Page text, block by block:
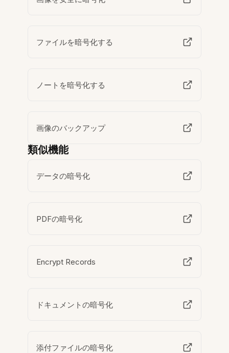
ファイルを暗号化する
ノートを暗号化する
画像のバックアップ
類似機能
データの暗号化
PDFの暗号化
Encrypt Records
ドキュメントの暗号化
添付ファイルの暗号化